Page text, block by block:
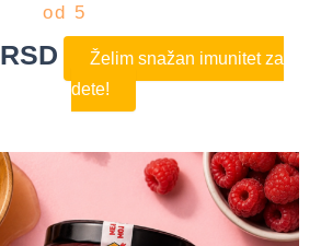
od 5
RSD
Želim snažan imunitet za
dete!